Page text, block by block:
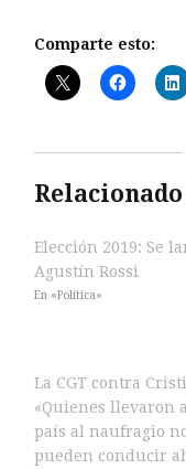
Comparte esto:
Relacionado
Elección 2019: Se
Agustín Rossi
En «Política»
La CGT contra
«Quienes llevaron
país al naufragio
pueden conducir